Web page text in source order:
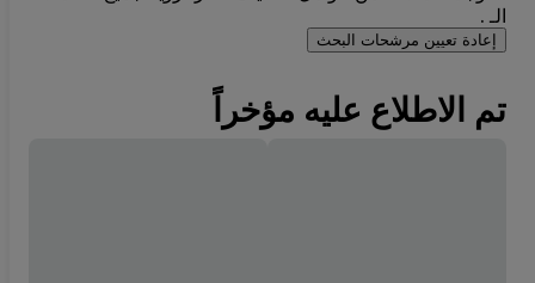
الـ .
إعادة تعيين مرشحات البحث
تم الاطلاع عليه مؤخراً